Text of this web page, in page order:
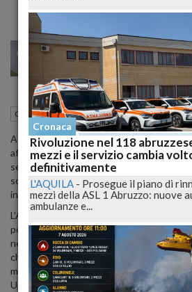
MILANO
Cronaca Chieti (CH) 21 Luglio 2024
A causa della crisi idrica che sta colpendo
affrontare disagi significativi con la
serbatoi fino al 27 luglio. La misura,
sospensione dell’erogazione dell’acqua
interessando quasi tutte le zone della
L’Aca avvisa che, sebbene l’interruzione
potrebbero verificarsi ritardi nel ripristino
nelle aree più alte della città, a causa delle
chiusure notturne saranno quotidiane per
mentre le zone di Brecciarola e Tiburtina,
Università, Via Colle Dell'Ara, Via Filetto
Cronaca
Rivoluzione nel 118
mezzi e il servizio cambia
definitivamente
L'AQUILA - Prosegue il piano di
mezzi della ASL 1 Abruzzo: nuove
ambulanze e...